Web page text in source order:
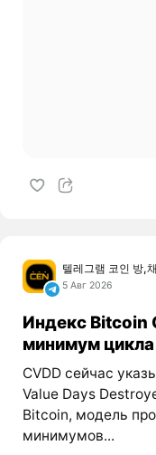
텔레그램 코인 방,
5 Авг 2026
Индекс Bitcoin
минимум
CVDD сейчас
Value Days
Bitcoin, модель
минимумов...